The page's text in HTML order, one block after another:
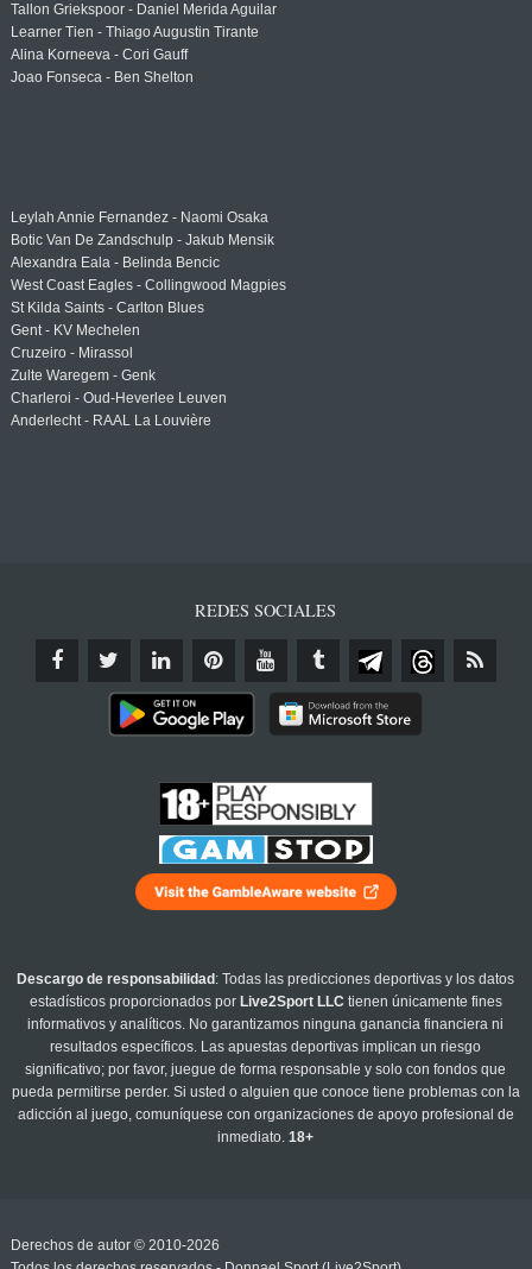
Tallon Griekspoor - Daniel Merida Aguilar
Learner Tien - Thiago Augustin Tirante
Alina Korneeva - Cori Gauff
Joao Fonseca - Ben Shelton
Leylah Annie Fernandez - Naomi Osaka
Botic Van De Zandschulp - Jakub Mensik
Alexandra Eala - Belinda Bencic
West Coast Eagles - Collingwood Magpies
St Kilda Saints - Carlton Blues
Gent - KV Mechelen
Cruzeiro - Mirassol
Zulte Waregem - Genk
Charleroi - Oud-Heverlee Leuven
Anderlecht - RAAL La Louvière
REDES SOCIALES
Descargo de responsabilidad : Todas las predicciones deportivas y los datos
estadísticos proporcionados por Live2Sport LLC tienen únicamente fines
informativos y analíticos. No garantizamos ninguna ganancia financiera ni
resultados específicos. Las apuestas deportivas implican un riesgo
significativo; por favor, juegue de forma responsable y solo con fondos que
pueda permitirse perder. Si usted o alguien que conoce tiene problemas con la
adicción al juego, comuníquese con organizaciones de apoyo profesional de
inmediato.18+
Derechos de autor © 2010-2026